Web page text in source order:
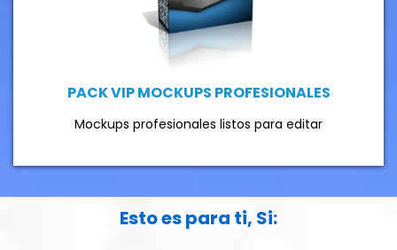
PACK VIP MOCKUPS PROFESIONALES
Mockups profesionales listos para editar
Esto es para ti, Si: